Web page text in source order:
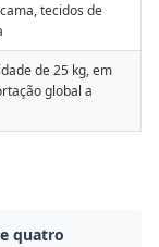
tecidos de
de 25 kg, em
global a
quatro